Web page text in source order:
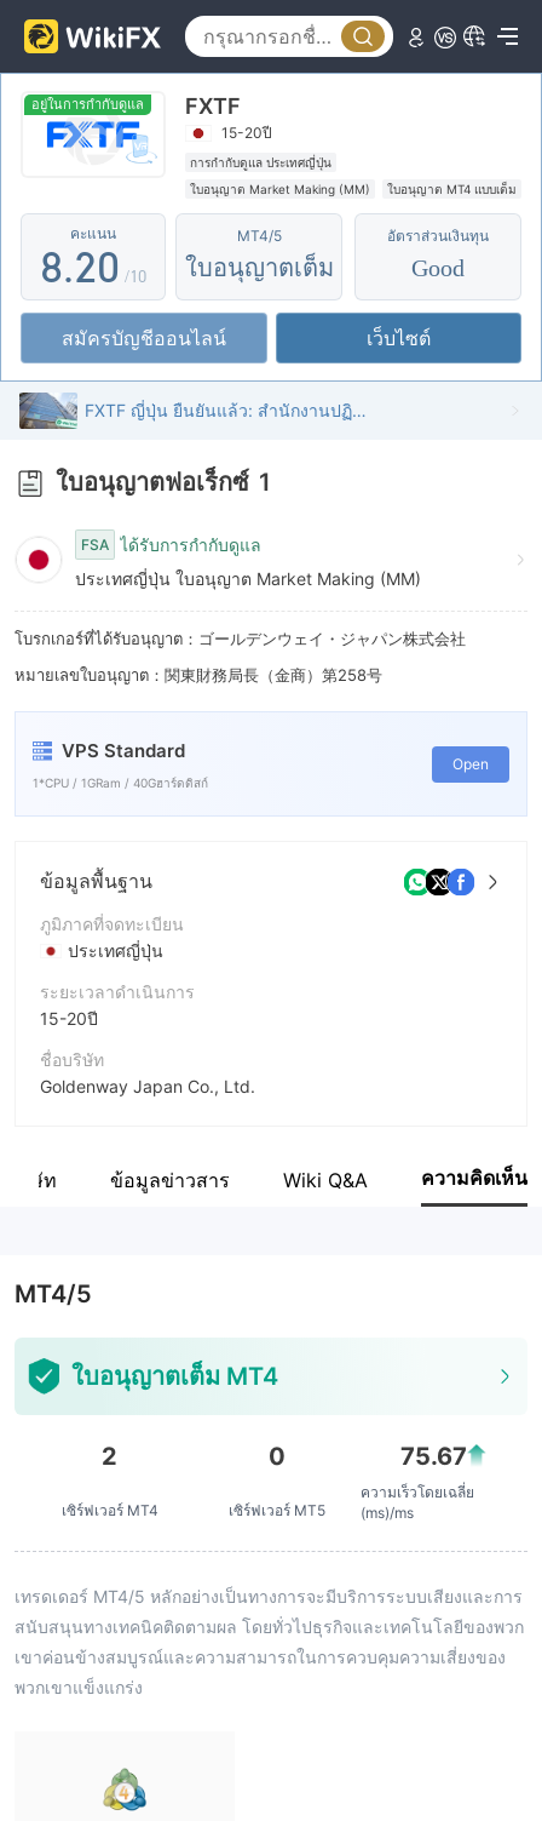
อยู่ในการกำกับดูแล FXTF
15-20ปี
การกำกับดูแล ประเทศญี่ปุ่น
ใบอนุญาต Market Making (MM)
ใบอนุญาต MT4 แบบเต็ม
คะแนน
3
4
5
7
8
9
.
1
2
3
4
5
6
8
9
0
1
2
3
4
5
6
7
8
9
/10
MT4/5
ใบอนุญาตเต็ม
อัตราส่วนเงินทุน
Good
สมัครบัญชีออนไลน์ เว็บไซต์
FXTF ญี่ปุ่น ยืนยันแล้ว: สำนักงานปฏิบัติการได้รับการยืนยัน
ใบอนุญาตฟอเร็กซ์ 1
FSA ได้รับการกำกับดูแล
ประเทศญี่ปุ่น ใบอนุญาต Market Making (MM)
โบรกเกอร์ที่ได้รับอนุญาต：ゴールデンウェイ・ジャパン株式会社
หมายเลขใบอนุญาต：関東財務局長（金商）第258号
VPS Standard
1*CPU / 1GRam / 40Gฮาร์ดดิสก์
Open
ข้อมูลพื้นฐาน
ภูมิภาคที่จดทะเบียน
ประเทศญี่ปุ่น
ระยะเวลาดำเนินการ
15-20ปี
ชื่อบริษัท
Goldenway Japan Co., Ltd.
พนักงานบริษัท
บริษัท ข้อมูลข่าวสาร Wiki Q&A ความคิดเห็น
MT4/5
ใบอนุญาตเต็ม MT4
2
เซิร์ฟเวอร์ MT4
0
เซิร์ฟเวอร์ MT5
75.67
ความเร็วโดยเฉลี่ย
(ms)/ms
เทรดเดอร์ MT4/5 หลักอย่างเป็นทางการจะมีบริการระบบเสียงและการ
สนับสนุนทางเทคนิคติดตามผล โดยทั่วไปธุรกิจและเทคโนโลยีของพวก
เขาค่อนข้างสมบูรณ์และความสามารถในการควบคุมความเสี่ยงของ
พวกเขาแข็งแกร่ง